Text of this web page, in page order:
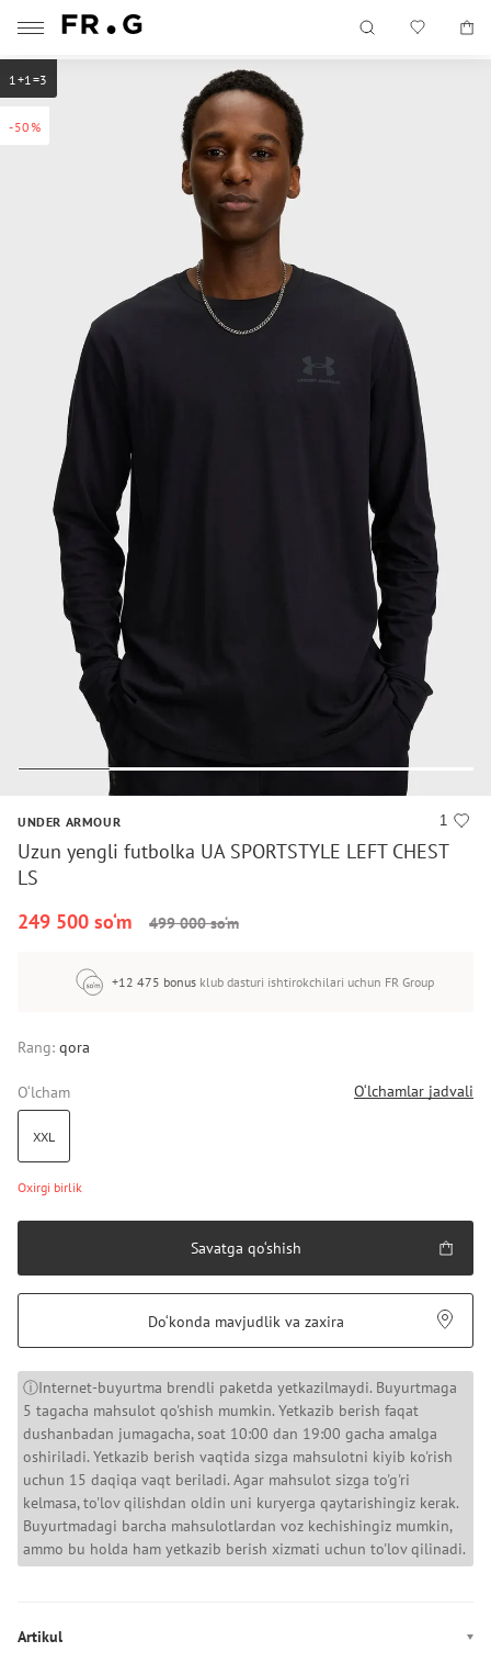
-50%
1+1=3
1
UNDER ARMOUR
Uzun yengli futbolka UA SPORTSTYLE LEFT CHEST
LS
249 500 so‘m
499 000 so‘m
+12 475 bonus klub dasturi ishtirokchilari uchun FR Group
Rang: qora
O‘lcham O‘lchamlar jadvali
XXL
Oxirgi birlik
Savatga qo‘shish
Do‘konda mavjudlik va zaxira
ⓘInternet-buyurtma brendli paketda yetkazilmaydi. Buyurtmaga
5 tagacha mahsulot qo'shish mumkin. Yetkazib berish faqat
dushanbadan jumagacha, soat 10:00 dan 19:00 gacha amalga
oshiriladi. Yetkazib berish vaqtida sizga mahsulotni kiyib ko'rish
uchun 15 daqiqa vaqt beriladi. Agar mahsulot sizga to'g'ri
kelmasa, to'lov qilishdan oldin uni kuryerga qaytarishingiz kerak.
Buyurtmadagi barcha mahsulotlardan voz kechishingiz mumkin,
ammo bu holda ham yetkazib berish xizmati uchun to'lov qilinadi.
Artikul